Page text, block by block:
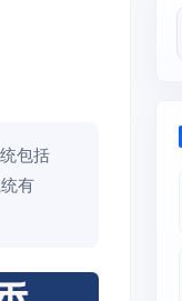
包括
有